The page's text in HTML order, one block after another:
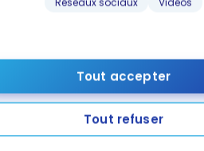
Tout accepter
Tout refuser